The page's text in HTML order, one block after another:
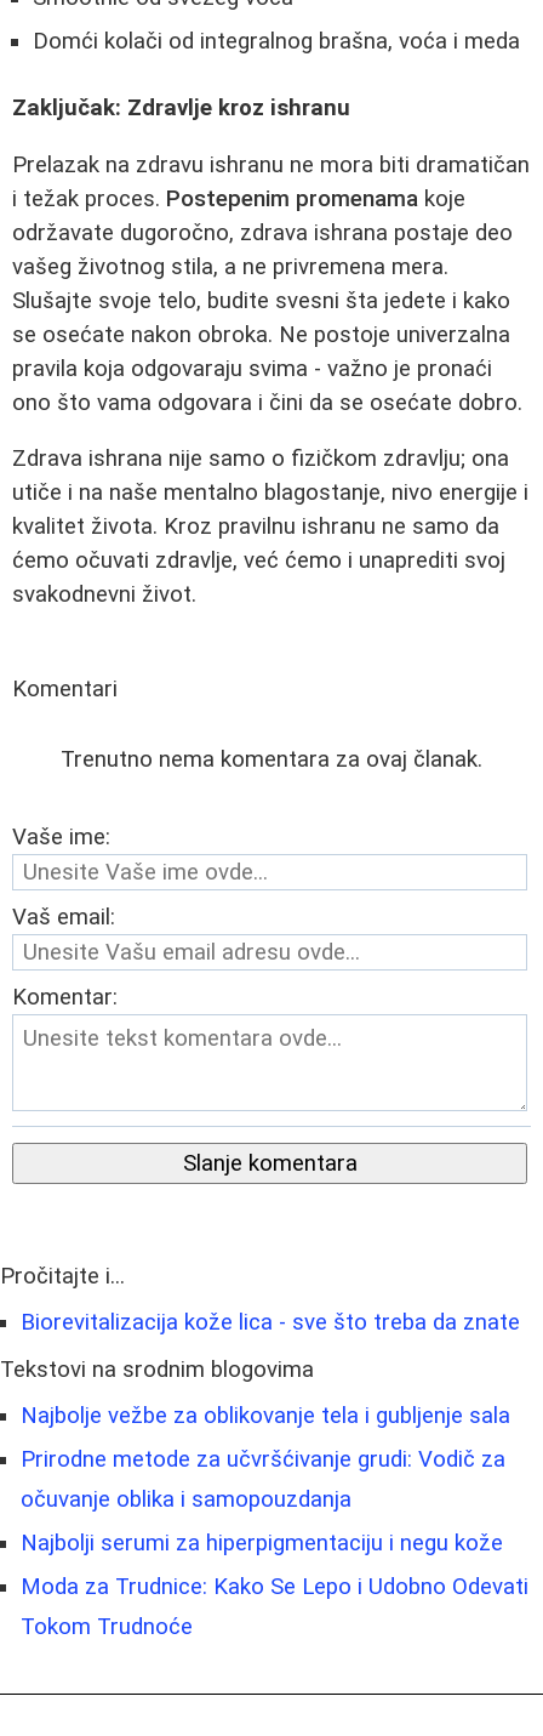
Domći kolači od integralnog brašna, voća i meda
Zaključak: Zdravlje kroz ishranu
Prelazak na zdravu ishranu ne mora biti dramatičan
i težak proces. Postepenim promenama koje
održavate dugoročno, zdrava ishrana postaje deo
vašeg životnog stila, a ne privremena mera.
Slušajte svoje telo, budite svesni šta jedete i kako
se osećate nakon obroka. Ne postoje univerzalna
pravila koja odgovaraju svima - važno je pronaći
ono što vama odgovara i čini da se osećate dobro.
Zdrava ishrana nije samo o fizičkom zdravlju; ona
utiče i na naše mentalno blagostanje, nivo energije i
kvalitet života. Kroz pravilnu ishranu ne samo da
ćemo očuvati zdravlje, već ćemo i unaprediti svoj
svakodnevni život.
Komentari
Trenutno nema komentara za ovaj članak.
Vaše ime:
Vaš email:
Komentar:
Slanje komentara
Pročitajte i...
Biorevitalizacija kože lica - sve što treba da znate
Tekstovi na srodnim blogovima
Najbolje vežbe za oblikovanje tela i gubljenje sala
Prirodne metode za učvršćivanje grudi: Vodič za
očuvanje oblika i samopouzdanja
Najbolji serumi za hiperpigmentaciju i negu kože
Moda za Trudnice: Kako Se Lepo i Udobno Odevati
Tokom Trudnoće